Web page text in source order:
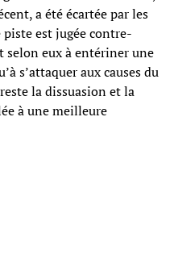
a été écartée par les
est jugée contre-
eux à entériner une
s’attaquer aux causes du
la dissuasion et la
à une meilleure